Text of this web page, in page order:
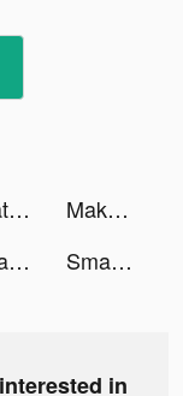
Beat World-Music Rhythm Game tiktok ads
Makeover Studio: Makeup Games tiktok ads
Smash Runner! tiktok ads Smash Runner! tiktok ads
in